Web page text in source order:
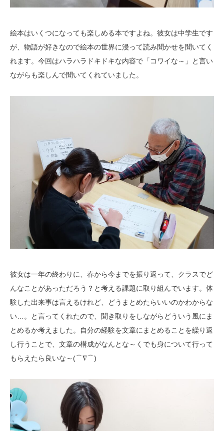
絵本はいくつになっても楽しめる本ですよね。彼女は中学生です
が、物語が好きなので絵本の世界に浸って読み聞かせを聞いてく
れます。今回はハラハラドキドキな内容で「コワイな～」と言い
ながらも楽しんで聞いてくれていました。
彼女は一年の終わりに、春から今までを振り返って、クラスでど
んなことがあっただろう？と考える課題に取り組んでいます。体
験した出来事は言えるけれど、どうまとめたらいいのかわからな
い…。と言ってくれたので、聞き取りをしながらどういう風にま
とめるか考えました。自分の経験を文章にまとめることを繰り返
し行うことで、文章の構成がなんとな～くでも身について行って
もらえたら良いな～(⌒∇⌒)